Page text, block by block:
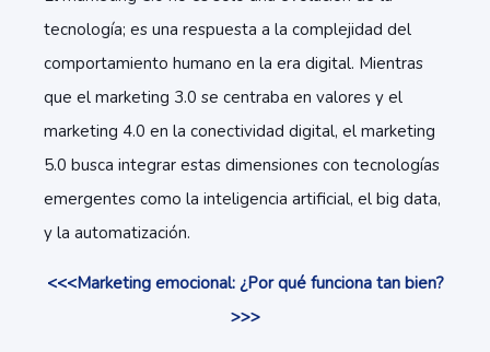
tecnología; es una respuesta a la complejidad del
comportamiento humano en la era digital. Mientras
que el marketing 3.0 se centraba en valores y el
marketing 4.0 en la conectividad digital, el marketing
5.0 busca integrar estas dimensiones con tecnologías
emergentes como la inteligencia artificial, el big data,
y la automatización.
<<<Marketing emocional: ¿Por qué funciona tan bien?
>>>